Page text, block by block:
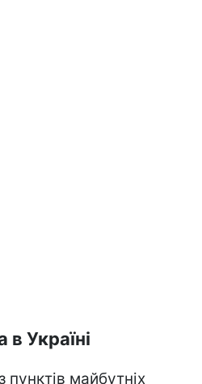
в Україні
пунктів майбутніх